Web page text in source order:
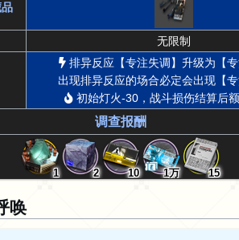
无限制
排异反应【专注失调】升级为【专
出现排异反应的场合必定会出现【专
初始灯火-30，战斗损伤结算后
调查报酬
1 2 10 1万 15
唤